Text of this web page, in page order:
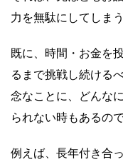
力を無駄にしてしま
既に、時間・お金を
るまで挑戦し続ける
念なことに、どんな
られない時もあるので
例えば、長年付き合